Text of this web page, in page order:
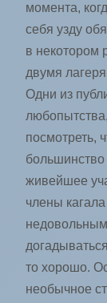
момента,
себя узду
в некотором
двумя
Одни из
посмотреть,
живейшее
члены
то хорошо.
необычное